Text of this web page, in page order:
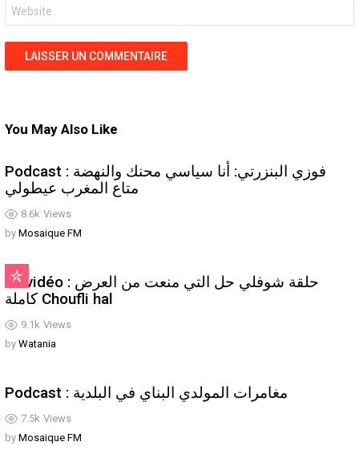
web
You May Also Like
8.6k Views
Podcast : فوزي البنزرتي: أنا سياسي محنك والنهضة
متاع المغرب عيطولي
by Mosaique FM
9.1k Views
En vidéo : حلقة شوفلي حل التي منعت من العرض
كاملة Choufli hal
by Watania
7.5k Views
Podcast : مغامرات المولدي البناي في البلدية
by Mosaique FM